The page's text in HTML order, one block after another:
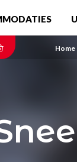
Home